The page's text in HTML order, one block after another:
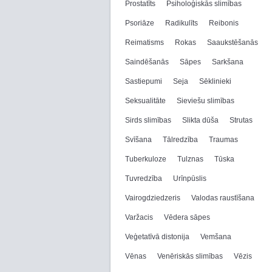
Prostatīts Psiholoģiskās slimības
Psoriāze Radikulīts Reibonis
Reimatisms Rokas Saaukstēšanās
Saindēšanās Sāpes Sarkšana
Sastiepumi Seja Sēklinieki
Seksualitāte Sieviešu slimības
Sirds slimības Slikta dūša Strutas
Svīšana Tālredzība Traumas
Tuberkuloze Tulznas Tūska
Tuvredzība Urīnpūslis
Vairogdziedzeris Valodas raustīšana
Varžacis Vēdera sāpes
Veģetatīvā distonija Vemšana
Vēnas Venēriskās slimības Vēzis